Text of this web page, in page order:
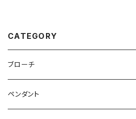
CATEGORY
ブローチ
壁に飾れる
ペンダント